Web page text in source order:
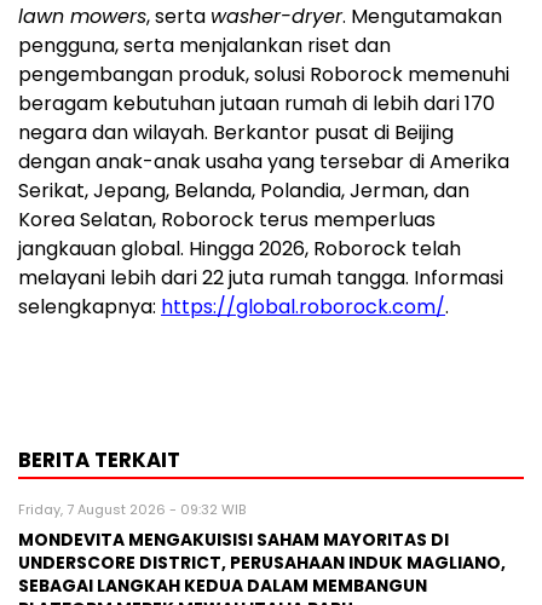
lawn mowers, serta washer-dryer. Mengutamakan
pengguna, serta menjalankan riset dan
pengembangan produk, solusi Roborock memenuhi
beragam kebutuhan jutaan rumah di lebih dari 170
negara dan wilayah. Berkantor pusat di Beijing
dengan anak-anak usaha yang tersebar di Amerika
Serikat, Jepang, Belanda, Polandia, Jerman, dan
Korea Selatan, Roborock terus memperluas
jangkauan global. Hingga 2026, Roborock telah
melayani lebih dari 22 juta rumah tangga. Informasi
selengkapnya: https://global.roborock.com/.
BERITA TERKAIT
Friday, 7 August 2026 - 09:32 WIB
MONDEVITA MENGAKUISISI SAHAM MAYORITAS DI
UNDERSCORE DISTRICT, PERUSAHAAN INDUK MAGLIANO,
SEBAGAI LANGKAH KEDUA DALAM MEMBANGUN